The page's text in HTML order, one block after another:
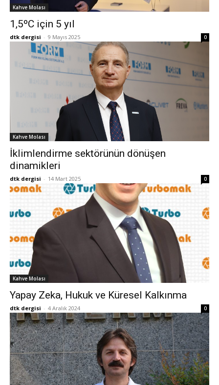
Kahve Molası
1,5ºC için 5 yıl
dtk dergisi - 9 Mayıs 2025 0
Kahve Molası
İklimlendirme sektörünün dönüşen
dinamikleri
dtk dergisi - 14 Mart 2025 0
Kahve Molası
Yapay Zeka, Hukuk ve Küresel Kalkınma
dtk dergisi - 4 Aralık 2024 0